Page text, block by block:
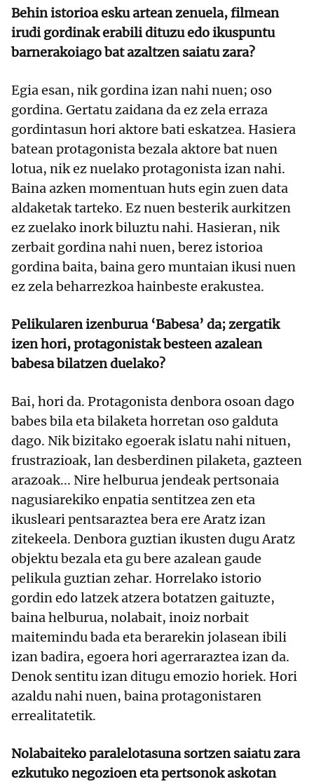
Behin istorioa esku artean zenuela, filmean
irudi gordinak erabili dituzu edo ikuspuntu
barnerakoiago bat azaltzen saiatu zara?
Egia esan, nik gordina izan nahi nuen; oso
gordina. Gertatu zaidana da ez zela erraza
gordintasun hori aktore bati eskatzea. Hasiera
batean protagonista bezala aktore bat nuen
lotua, nik ez nuelako protagonista izan nahi.
Baina azken momentuan huts egin zuen data
aldaketak tarteko. Ez nuen besterik aurkitzen
ez zuelako inork biluztu nahi. Hasieran, nik
zerbait gordina nahi nuen, berez istorioa
gordina baita, baina gero muntaian ikusi nuen
ez zela beharrezkoa hainbeste erakustea.
Pelikularen izenburua ‘Babesa’ da; zergatik
izen hori, protagonistak besteen azalean
babesa bilatzen duelako?
Bai, hori da. Protagonista denbora osoan dago
babes bila eta bilaketa horretan oso galduta
dago. Nik bizitako egoerak islatu nahi nituen,
frustrazioak, lan desberdinen pilaketa, gazteen
arazoak... Nire helburua jendeak pertsonaia
nagusiarekiko enpatia sentitzea zen eta
ikusleari pentsaraztea bera ere Aratz izan
zitekeela. Denbora guztian ikusten dugu Aratz
objektu bezala eta gu bere azalean gaude
pelikula guztian zehar. Horrelako istorio
gordin edo latzek atzera botatzen gaituzte,
baina helburua, nolabait, inoiz norbait
maitemindu bada eta berarekin jolasean ibili
izan badira, egoera hori agerraraztea izan da.
Denok sentitu izan ditugu emozio horiek. Hori
azaldu nahi nuen, baina protagonistaren
errealitatetik.
Nolabaiteko paralelotasuna sortzen saiatu zara
ezkutuko negozioen eta pertsonok askotan